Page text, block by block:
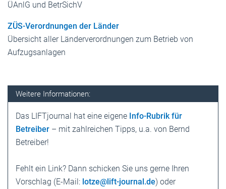
ÜAnlG und BetrSichV
ZÜS-Verordnungen der Länder
Übersicht aller Länderverordnungen zum Betrieb von
Aufzugsanlagen
Weitere Informationen:
Das LIFTjournal hat eine eigene Info-Rubrik für
Betreiber – mit zahlreichen Tipps, u.a. von Bernd
Betreiber!
Fehlt ein Link? Dann schicken Sie uns gerne Ihren
Vorschlag (E-Mail: lotze@lift-journal.de) oder